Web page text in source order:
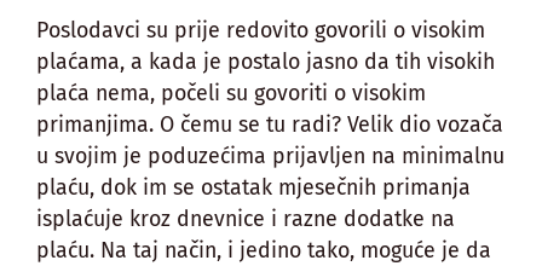
Poslodavci su prije redovito govorili o visokim
plaćama, a kada je postalo jasno da tih visokih
plaća nema, počeli su govoriti o visokim
primanjima. O čemu se tu radi? Velik dio vozača
u svojim je poduzećima prijavljen na minimalnu
plaću, dok im se ostatak mjesečnih primanja
isplaćuje kroz dnevnice i razne dodatke na
plaću. Na taj način, i jedino tako, moguće je da